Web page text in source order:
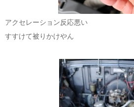
アクセレーション反応悪い
すすけて被りかけやん